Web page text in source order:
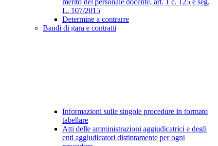
merito del personale docente, art. 1 c. 125 e seg.
L. 107/2015
Determine a contrarre
Bandi di gara e contratti
Informazioni sulle singole procedure in formato
tabellare
Atti delle amministrazioni aggiudicatrici e degli
enti aggiudicatori distintamente per ogni